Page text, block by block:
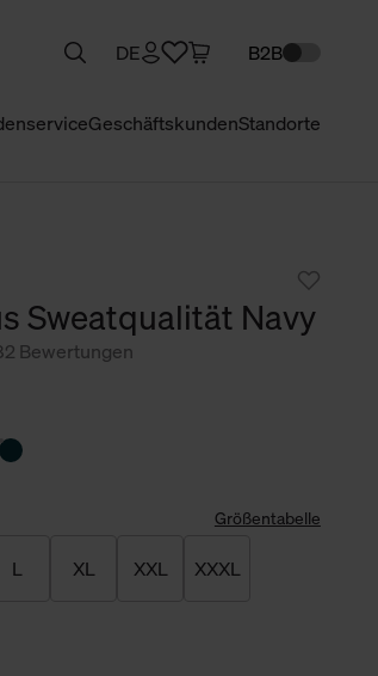
GeschäftskundenStandorte
DE B2B
Sweatqualität Navy
Bewertungen
Größentabelle
L XL XXL XXXL